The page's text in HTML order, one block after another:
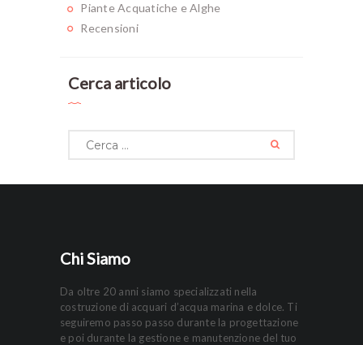
Piante Acquatiche e Alghe
Recensioni
Cerca articolo
Ricerca
per:
Chi Siamo
Da oltre 20 anni siamo specializzati nella
costruzione di acquari d’acqua marina e dolce. Ti
seguiremo passo passo durante la progettazione
e poi durante la gestione e manutenzione del tuo